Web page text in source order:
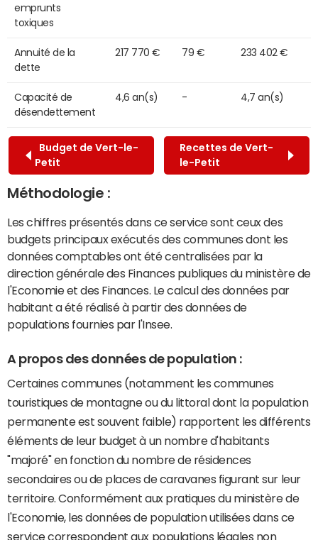
emprunts
toxiques
Annuité de la
dette
217 770 € 79 € 233 402 €
Capacité de
désendettement
4,6 an(s) - 4,7 an(s)
Budget de Vert-le-
Petit
Recettes de Vert-
le-Petit
Méthodologie :
Les chiffres présentés dans ce service sont ceux des
budgets principaux exécutés des communes dont les
données comptables ont été centralisées par la
direction générale des Finances publiques du ministère de
l'Economie et des Finances. Le calcul des données par
habitant a été réalisé à partir des données de
populations fournies par l'Insee.
A propos des données de population :
Certaines communes (notamment les communes
touristiques de montagne ou du littoral dont la population
permanente est souvent faible) rapportent les différents
éléments de leur budget à un nombre d'habitants
"majoré" en fonction du nombre de résidences
secondaires ou de places de caravanes figurant sur leur
territoire. Conformément aux pratiques du ministère de
l'Economie, les données de population utilisées dans ce
service correspondent aux populations légales non